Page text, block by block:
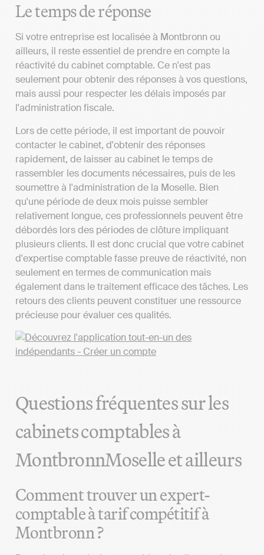
Le temps de réponse
Si votre entreprise est localisée à Montbronn ou
ailleurs, il reste essentiel de prendre en compte la
réactivité du cabinet comptable. Ce n'est pas
seulement pour obtenir des réponses à vos questions,
mais aussi pour respecter les délais imposés par
l'administration fiscale.
Lors de cette période, il est important de pouvoir
contacter le cabinet, d'obtenir des réponses
rapidement, de laisser au cabinet le temps de
rassembler les documents nécessaires, puis de les
soumettre à l'administration de la Moselle. Bien
qu'une période de deux mois puisse sembler
relativement longue, ces professionnels peuvent être
débordés lors des périodes de clôture impliquant
plusieurs clients. Il est donc crucial que votre cabinet
d'expertise comptable fasse preuve de réactivité, non
seulement en termes de communication mais
également dans le traitement efficace des tâches. Les
retours des clients peuvent constituer une ressource
précieuse pour évaluer ces qualités.
Questions fréquentes sur les
cabinets comptables à
MontbronnMoselle et ailleurs
Comment trouver un expert-
comptable à tarif compétitif à
Montbronn ?